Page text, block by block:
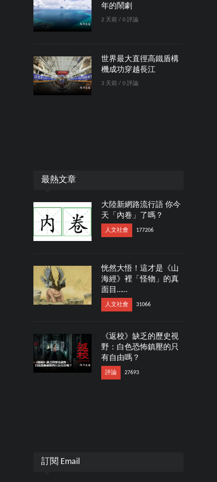
年的鬧劇
2 天前 / 0 評論
世界最大直徑高鐵盾構
機成功穿越長江
3 天前 / 0 評論
最熱文章
大陸新網路流行語 你今
天「內卷」了嗎？
人文社會 177206
恍然大悟！這才是《山
海經》裡「怪物」的真
面目……
人文社會 31066
《返校》缺乏的歷史視
野：白色恐怖鎮壓的只
有自由嗎？
評論 27693
訂閱 Email